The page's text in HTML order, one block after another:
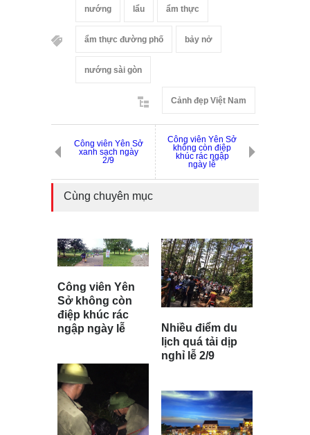
nướng lẩu ẩm thực
ẩm thực đường phố bảy nở
nướng sài gòn
Cảnh đẹp Việt Nam
Công viên Yên Sở
xanh sạch ngày
2/9
Công viên Yên Sở
không còn điệp
khúc rác ngập
ngày lễ
Cùng chuyên mục
Công viên Yên
Sở không còn
điệp khúc rác
ngập ngày lễ
Nhiều điểm du
lịch quá tải dịp
nghỉ lễ 2/9